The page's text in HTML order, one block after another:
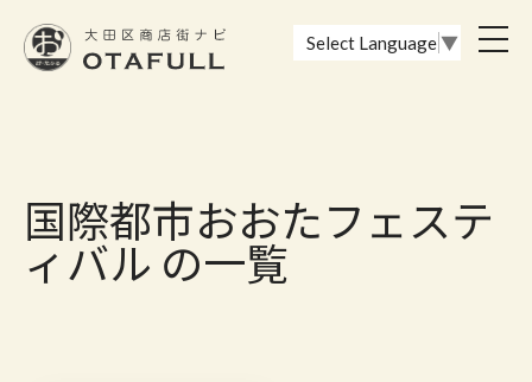
Select Language ▼
国際都市おおたフェステ
ィバル の一覧